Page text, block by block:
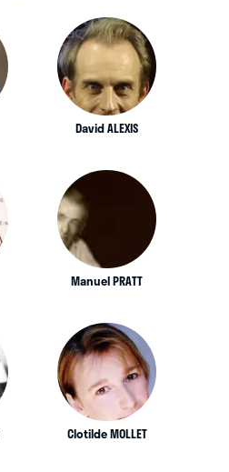
David ALEXIS
Manuel PRATT
Clotilde MOLLET